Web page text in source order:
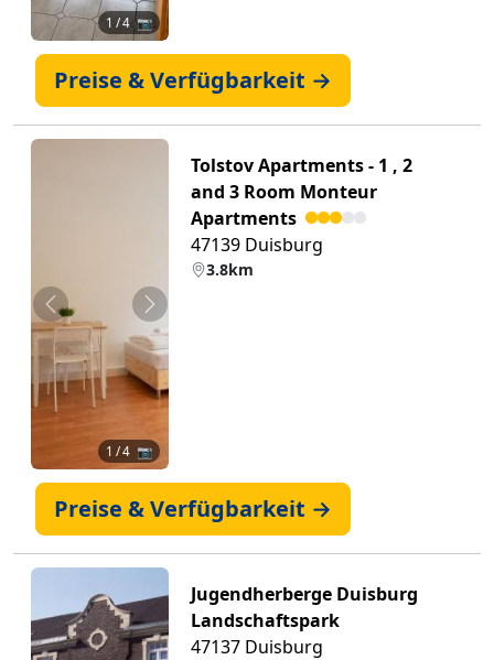
1 / 4 📷
Preise & Verfügbarkeit →
Zurück Weiter
1 / 4 📷
Tolstov Apartments - 1 , 2
and 3 Room Monteur
Apartments
47139 Duisburg
3.8km
Preise & Verfügbarkeit →
Jugendherberge Duisburg
Landschaftspark
47137 Duisburg